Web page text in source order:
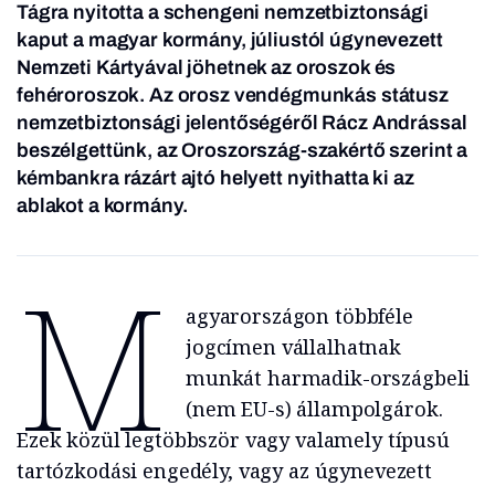
Tágra nyitotta a schengeni nemzetbiztonsági
kaput a magyar kormány, júliustól úgynevezett
Nemzeti Kártyával jöhetnek az oroszok és
fehéroroszok. Az orosz vendégmunkás státusz
nemzetbiztonsági jelentőségéről Rácz Andrással
beszélgettünk, az Oroszország-szakértő szerint a
kémbankra rázárt ajtó helyett nyithatta ki az
ablakot a kormány.
M
agyarországon többféle
jogcímen vállalhatnak
munkát harmadik-országbeli
(nem EU-s) állampolgárok.
Ezek közül legtöbbször vagy valamely típusú
tartózkodási engedély, vagy az úgynevezett